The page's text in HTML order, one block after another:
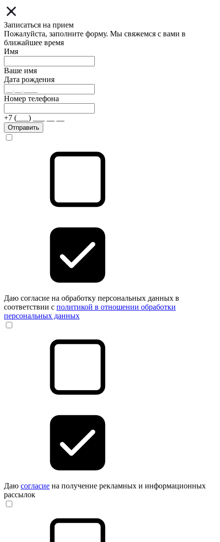
Записаться на прием
Пожалуйста, заполните форму. Мы свяжемся с вами в
ближайшее время
Имя
Ваше имя
Дата рождения
Номер телефона
+7 (___) ___ __ __
Отправить
Даю согласие на обработку персональных данных в
соответствии с политикой в отношении обработки
персональных данных
Даю согласие на получение рекламных и информационных
рассылок